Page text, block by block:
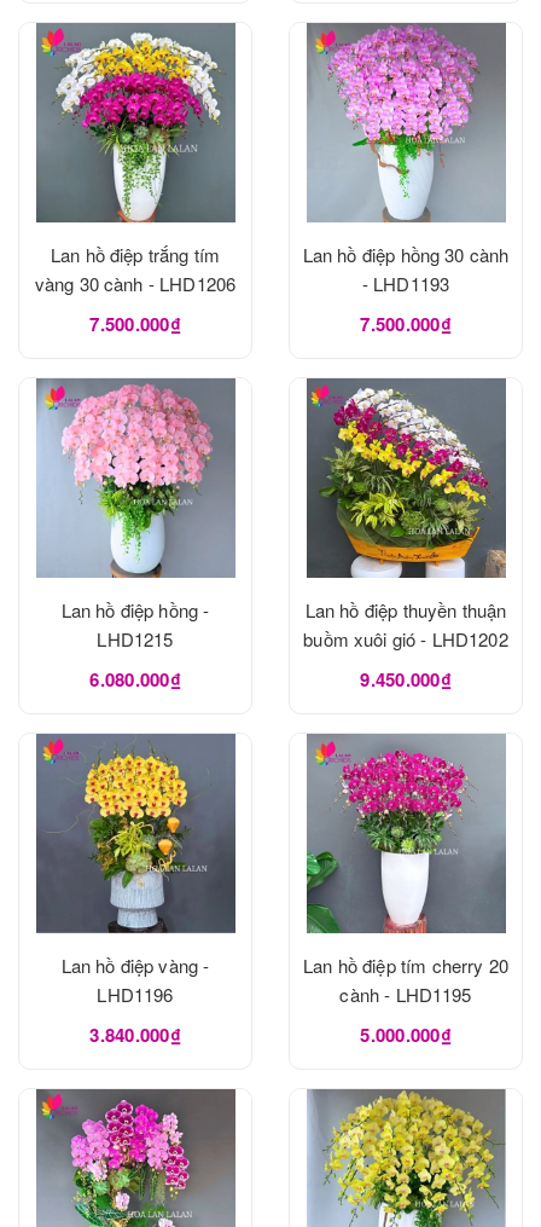
Lan hồ điệp trắng tím
vàng 30 cành - LHD1206
7.500.000₫
Lan hồ điệp hồng 30 cành
- LHD1193
7.500.000₫
Lan hồ điệp hồng -
LHD1215
6.080.000₫
Lan hồ điệp thuyền thuận
buồm xuôi gió - LHD1202
9.450.000₫
Lan hồ điệp vàng -
LHD1196
3.840.000₫
Lan hồ điệp tím cherry 20
cành - LHD1195
5.000.000₫